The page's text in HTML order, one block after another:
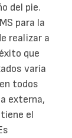
del pie.
para la
realizar a
que
varía
todos
externa,
el